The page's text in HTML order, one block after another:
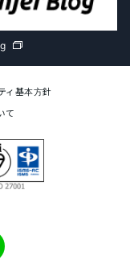
ィ基本方針
て